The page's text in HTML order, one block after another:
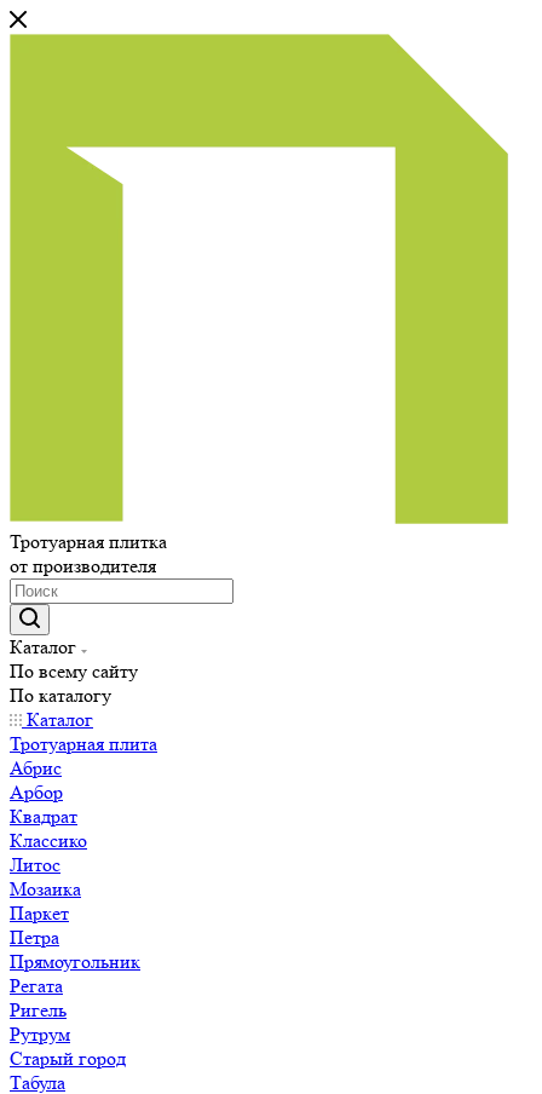
Тротуарная плитка
от производителя
Каталог
По всему сайту
По каталогу
Каталог
Тротуарная плита
Абрис
Арбор
Квадрат
Классико
Литос
Мозаика
Паркет
Петра
Прямоугольник
Регата
Ригель
Рутрум
Старый город
Табула